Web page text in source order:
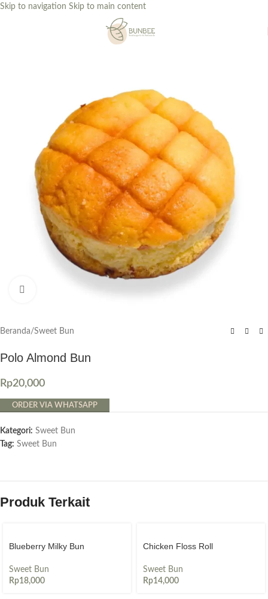
Skip to navigation Skip to main content
Beranda/Sweet Bun
Polo Almond Bun
Rp20,000
ORDER VIA WHATSAPP
Kategori: Sweet Bun
Tag: Sweet Bun
Produk Terkait
Blueberry Milky Bun
Sweet Bun
Rp18,000
Chicken Floss Roll
Sweet Bun
Rp14,000